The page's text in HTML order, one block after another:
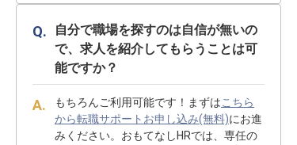
自分で職場を探すのは自信が無いの
で、求人を紹介してもらうことは可
能ですか？
もちろんご利用可能です！まずはこちら
から転職サポートお申し込み(無料)にお進
みください。おもてなしHRでは、専任の